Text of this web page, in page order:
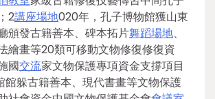
2講座場地020年，孔子博物館獲山東
頒發古籍善本、碑本拓片舞蹈場地、
繪畫等20類可移動文物修復修復資
國交流家文物保護專項資金支撐項目
躲古籍善本、現代書畫等文物保護